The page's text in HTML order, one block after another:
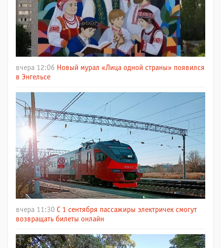
вчера 12:06 Новый мурал «Лица одной страны» появился
в Энгельсе
вчера 11:30 С 1 сентября пассажиры электричек смогут
возвращать билеты онлайн